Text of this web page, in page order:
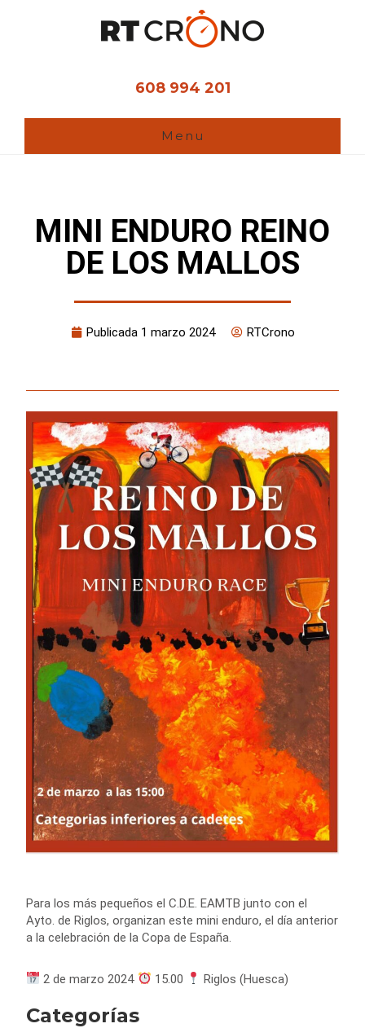
608 994 201
Menu
MINI ENDURO REINO
DE LOS MALLOS
Publicada 1 marzo 2024 RTCrono
Para los más pequeños el C.D.E. EAMTB junto con el
Ayto. de Riglos, organizan este mini enduro, el día anterior
a la celebración de la Copa de España.
2 de marzo 2024 15.00 Riglos (Huesca)
Categorías